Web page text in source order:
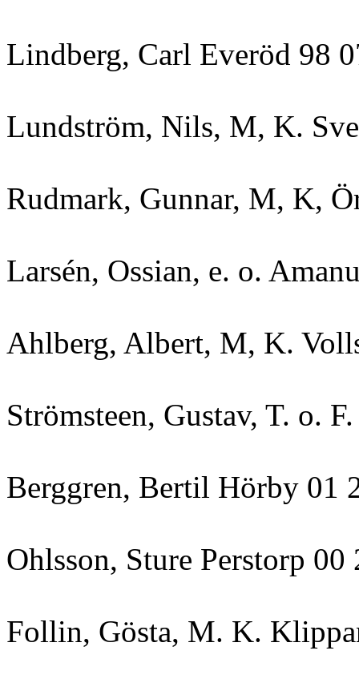
Lindberg, Carl Everöd 98
Lundström, Nils, M, K.
Rudmark, Gunnar, M, K,
Larsén, Ossian, e. o.
Ahlberg, Albert, M, K.
Strömsteen, Gustav, T. o.
Berggren, Bertil Hörby 01
Ohlsson, Sture Perstorp 00
Follin, Gösta, M. K.